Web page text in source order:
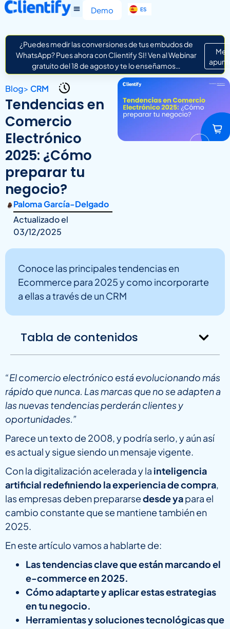
Demo ES
IT
¿Puedes medir las conversiones de tus embudos de
WhatsApp? Pues ahora con Clientify SI! Ven al Webinar
gratuito del 18 de agosto y te lo enseñamos…
Me
Blog> CRM
Tendencias en
Comercio
Electrónico
2025: ¿Cómo
preparar tu
negocio?
Paloma García-Delgado
Actualizado el
03/12/2025
Conoce las principales tendencias en
Ecommerce para 2025 y como incorporarte
a ellas a través de un CRM
Tabla de contenidos
“El comercio electrónico está evolucionando más
rápido que nunca. Las marcas que no se adapten a
las nuevas tendencias perderán clientes y
oportunidades.”
Parece un texto de 2008, y podría serlo, y aún así
es actual y sigue siendo un mensaje vigente.
Con la digitalización acelerada y la inteligencia
artificial redefiniendo la experiencia de compra,
las empresas deben prepararsedesde yapara el
cambio constante que se mantiene también en
2025.
En este artículo vamos a hablarte de:
Las tendencias clave que están marcando el
e-commerce en 2025.
Cómo adaptarte y aplicar estas estrategias
en tu negocio.
Herramientas y soluciones tecnológicas que